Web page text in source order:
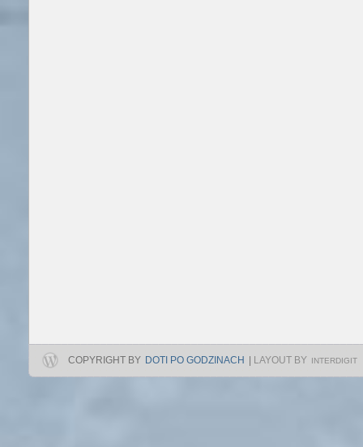
COPYRIGHT BY DOTI PO GODZINACH | LAYOUT BY INTERDIGIT